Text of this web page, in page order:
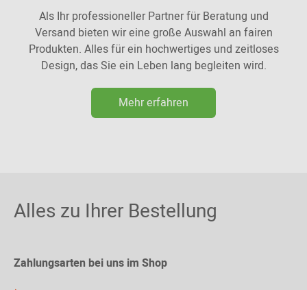
Als Ihr professioneller Partner für Beratung und
Versand bieten wir eine große Auswahl an fairen
Produkten. Alles für ein hochwertiges und zeitloses
Design, das Sie ein Leben lang begleiten wird.
Mehr erfahren
Alles zu Ihrer Bestellung
Zahlungsarten bei uns im Shop